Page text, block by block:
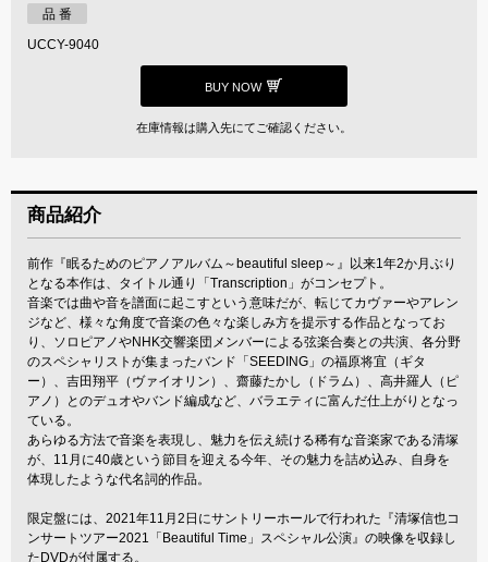
品 番
UCCY-9040
BUY NOW
在庫情報は購入先にてご確認ください。
商品紹介
前作『眠るためのピアノアルバム～beautiful sleep～』以来1年2か月ぶり
となる本作は、タイトル通り「Transcription」がコンセプト。
音楽では曲や音を譜面に起こすという意味だが、転じてカヴァーやアレン
ジなど、様々な角度で音楽の色々な楽しみ方を提示する作品となってお
り、ソロピアノやNHK交響楽団メンバーによる弦楽合奏との共演、各分野
のスペシャリストが集まったバンド「SEEDING」の福原将宜（ギタ
ー）、吉田翔平（ヴァイオリン）、齋藤たかし（ドラム）、高井羅人（ピ
アノ）とのデュオやバンド編成など、バラエティに富んだ仕上がりとなっ
ている。
あらゆる方法で音楽を表現し、魅力を伝え続ける稀有な音楽家である清塚
が、11月に40歳という節目を迎える今年、その魅力を詰め込み、自身を
体現したような代名詞的作品。
限定盤には、2021年11月2日にサントリーホールで行われた『清塚信也コ
ンサートツアー2021「Beautiful Time」スペシャル公演』の映像を収録し
たDVDが付属する。